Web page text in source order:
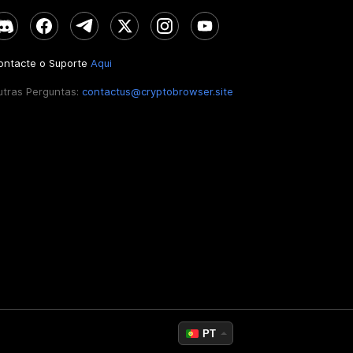
o Suporte Aqui
Perguntas: contactus@cryptobrowser.site
PT